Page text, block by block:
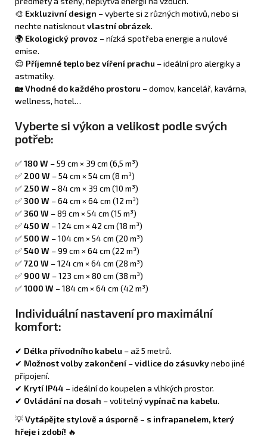
🎨 Exkluzivní design – vyberte si z různých motivů, nebo si
nechte natisknoutvlastní obrázek.
🌍 Ekologický provoz – nízká spotřeba energie a nulové
emise.
😌 Příjemné teplo bez víření prachu – ideální pro alergiky a
astmatiky.
🏡Vhodné do každého prostoru – domov, kancelář, kavárna,
wellness, hotel…
Vyberte si výkon a velikost podle svých
potřeb:
✅180 W – 59 cm × 39 cm (6,5 m³)
✅ 200 W – 54 cm × 54 cm (8 m³)
✅ 250 W – 84 cm × 39 cm (10 m³)
✅300 W – 64 cm × 64 cm (12 m³)
✅360 W – 89 cm × 54 cm (15 m³)
✅450 W – 124 cm × 42 cm (18 m³)
✅500 W – 104 cm × 54 cm (20 m³)
✅540 W – 99 cm × 64 cm (22 m³)
✅720 W – 124 cm × 64 cm (28 m³)
✅ 900 W – 123 cm × 80 cm (38 m³)
✅1000 W – 184 cm × 64 cm (42 m³)
Individuální nastavení pro maximální
komfort:
✔ Délka přívodního kabelu – až 5 metrů.
✔ Možnost volby zakončení –vidlice do zásuvkynebo jiné
připojení.
✔ Krytí IP44 – ideální do koupelen a vlhkých prostor.
✔ Ovládání na dosah – volitelnývypínač na kabelu.
💡Vytápějte stylově a úsporně – s infrapanelem, který
hřeje i zdobí! 🔥